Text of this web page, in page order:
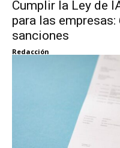
Cumplir la Ley de
para las
sanciones
Redacción